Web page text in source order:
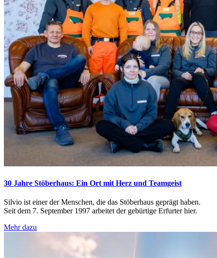
30 Jahre Stöberhaus: Ein Ort mit Herz und Teamgeist
Silvio ist einer der Menschen, die das Stöberhaus geprägt haben.
Seit dem 7. September 1997 arbeitet der gebürtige Erfurter hier.
Mehr dazu